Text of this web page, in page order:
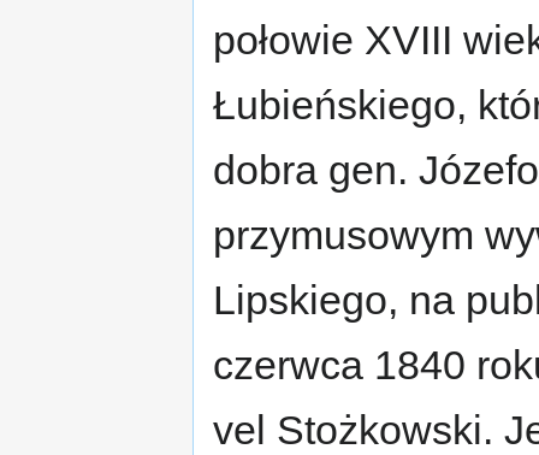
połowie XVIII
Łubieńskiego,
dobra gen.
przymusowym
Lipskiego, na
czerwca 1840
vel Stożkowski.